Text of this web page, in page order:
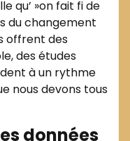
qu’ »on fait fi de
du changement
offrent des
des études
à un rythme
nous devons tous
données